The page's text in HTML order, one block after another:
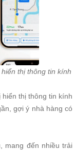
thị thông tin kính
thị thông tin kính
gợi ý nhà hàng có
mang đến nhiều trải